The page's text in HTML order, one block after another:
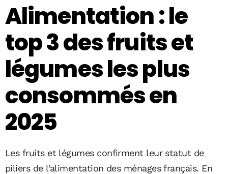
Alimentation : le
top 3 des fruits et
légumes les plus
consommés en
2025
Les fruits et légumes confirment leur statut de
piliers de l’alimentation des ménages français. En